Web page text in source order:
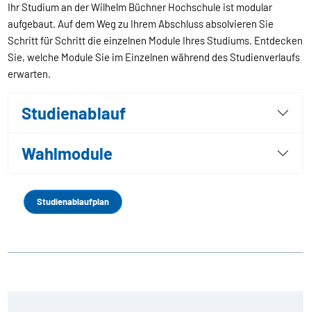
Ihr Studium an der Wilhelm Büchner Hochschule ist modular
aufgebaut. Auf dem Weg zu Ihrem Abschluss absolvieren Sie
Schritt für Schritt die einzelnen Module Ihres Studiums. Entdecken
Sie, welche Module Sie im Einzelnen während des Studienverlaufs
erwarten.
Studienablauf
Wahlmodule
Studienablaufplan